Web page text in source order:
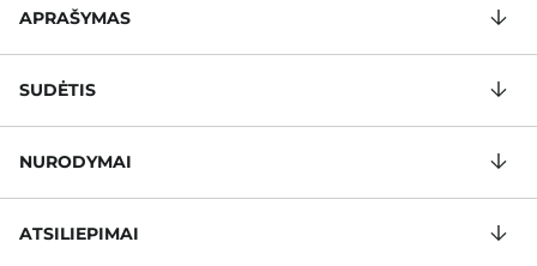
APRAŠYMAS
SUDĖTIS
NURODYMAI
ATSILIEPIMAI